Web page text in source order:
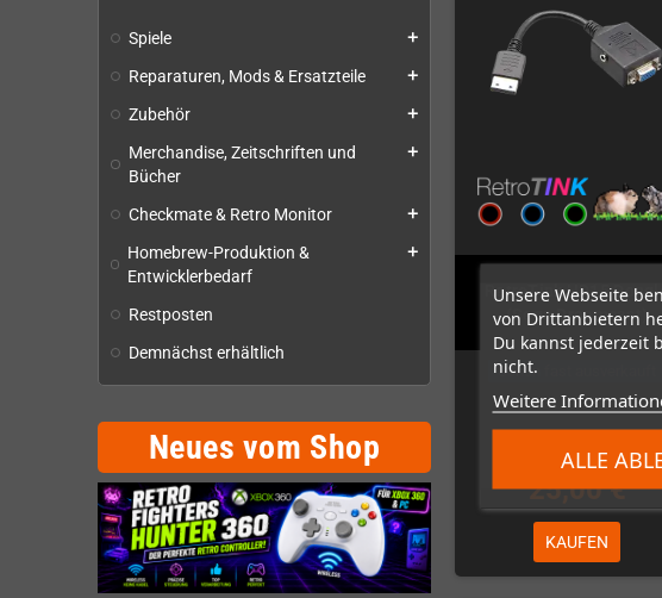
Unsere Webseite
von Drittanbietern
Du kannst jederzeit
nicht.
Weitere
ALLE
Spiele add
Reparaturen, Mods & Ersatzteile add
Zubehör add
Merchandise, Zeitschriften und
Bücher
add
Checkmate & Retro Monitor add
Homebrew-Produktion &
Entwicklerbedarf
add
Restposten
Demnächst erhältlich
Neues vom Shop
RetroTink HD15
(Sega Dreamcast)
Schon fast ausverkauft
25,00 €
KAUFEN